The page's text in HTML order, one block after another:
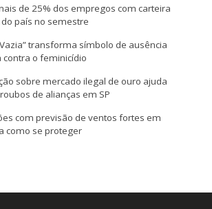
de 25% dos empregos com carteira
país no semestre
transforma símbolo de ausência
contra o feminicídio
sobre mercado ilegal de ouro ajuda
de alianças em SP
com previsão de ventos fortes em
como se proteger